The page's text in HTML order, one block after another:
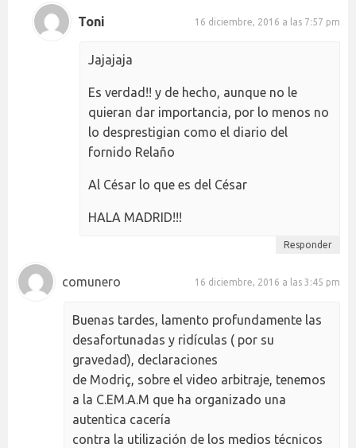
Toni 16 diciembre, 2016 a las 7:57 pm
Jajajaja
Es verdad!! y de hecho, aunque no le
quieran dar importancia, por lo menos no
lo desprestigian como el diario del
fornido Relaño
Al César lo que es del César
HALA MADRID!!!
Responder
comunero 16 diciembre, 2016 a las 3:45 pm
Buenas tardes, lamento profundamente las
desafortunadas y ridículas ( por su
gravedad), declaraciones
de Modriç, sobre el video arbitraje, tenemos
a la C.EM.A.M que ha organizado una
autentica cacería
contra la utilización de los medios técnicos